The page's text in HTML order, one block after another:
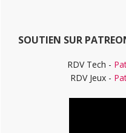
SOUTIEN SUR
RDV Tech -
RDV Jeux -